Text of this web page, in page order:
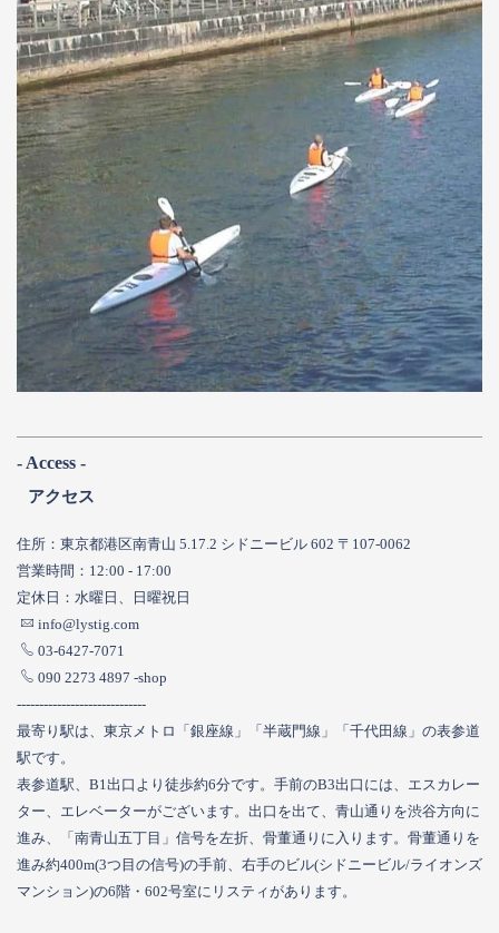
- Access -
アクセス
住所：東京都港区南青山 5.17.2 シドニービル 602 〒107-0062
営業時間：12:00 - 17:00
定休日：水曜日、日曜祝日
info@lystig.com
03-6427-7071
090 2273 4897 -shop
-----------------------------
最寄り駅は、東京メトロ「銀座線」「半蔵門線」「千代田線」の表参道
駅です。
表参道駅、B1出口より徒歩約6分です。手前のB3出口には、エスカレー
ター、エレベーターがございます。出口を出て、青山通りを渋谷方向に
進み、「南青山五丁目」信号を左折、骨董通りに入ります。骨董通りを
進み約400m(3つ目の信号)の手前、右手のビル(シドニービル/ライオンズ
マンション)の6階・602号室にリスティがあります。